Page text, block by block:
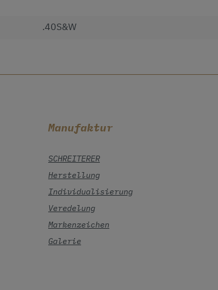
.40S&W
Manufaktur
SCHREITERER
Herstellung
Individualisierung
Veredelung
Markenzeichen
Galerie